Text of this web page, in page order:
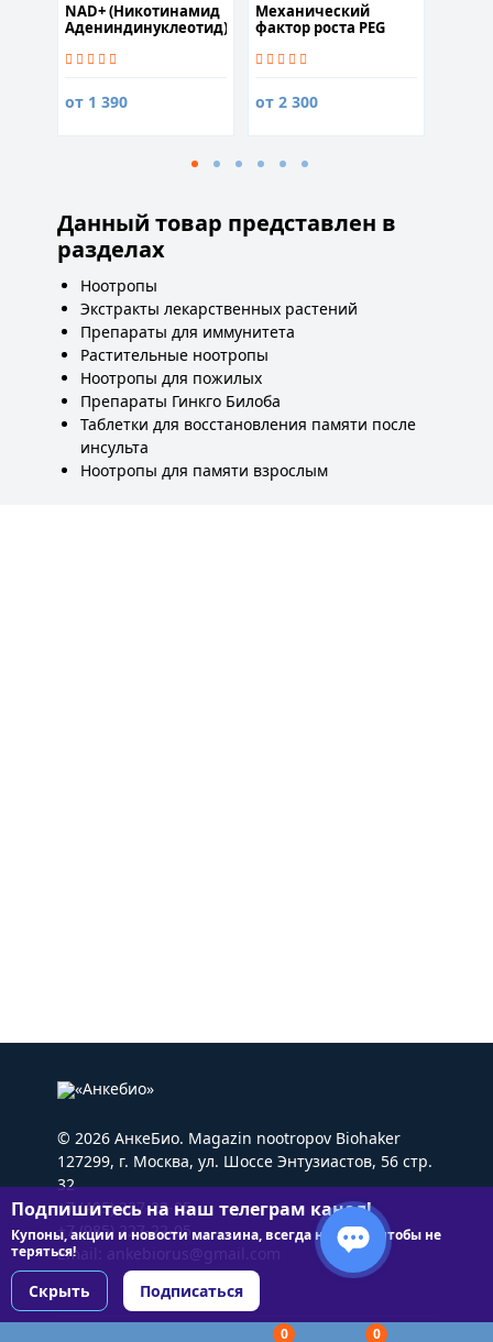
0 0
NAD+ (Никотинамид
Адениндинуклеотид)
от 1 390
Механический
фактор роста PEG
от 2 300
Данный товар представлен в
разделах
Ноотропы
Экстракты лекарственных растений
Препараты для иммунитета
Растительные ноотропы
Ноотропы для пожилых
Препараты Гинкго Билоба
Таблетки для восстановления памяти после
инсульта
Ноотропы для памяти взрослым
© 2026 АнкеБио. Magazin nootropov Biohaker
127299, г. Москва, ул. Шоссе Энтузиастов, 56 стр.
32
+7 (495) 227-22-05
+7 (985) 227-22-05
Email: ankebiorus@gmail.com
Подпишитесь на наш телеграм канал!
Купоны, акции и новости магазина, всегда на связи чтобы не
теряться!
Скрыть Подписаться